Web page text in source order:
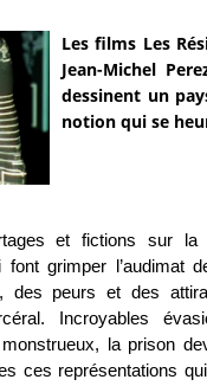
Les films Les
Jean-Michel
dessinent un
notion qui se
et fictions sur
grimper l’audimat
des peurs et des
Incroyables
la prison
ces représentations